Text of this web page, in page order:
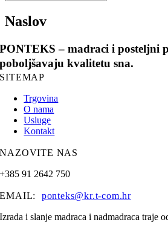
Naslov
PONTEKS – madraci i posteljni
poboljšavaju kvalitetu sna.
SITEMAP
Trgovina
O nama
Usluge
Kontakt
NAZOVITE NAS
+385 91 2642 750
EMAIL: ponteks@kr.t-com.hr
Izrada i slanje madraca i nadmadraca traje